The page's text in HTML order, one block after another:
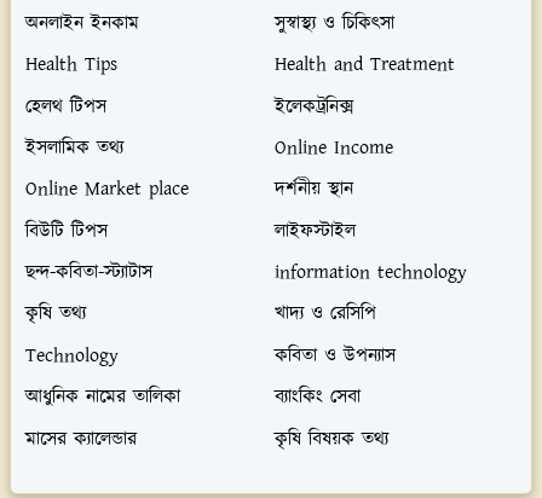
অনলাইন ইনকাম
সুস্বাস্থ্য ও চিকিৎসা
Health Tips
Health and Treatment
হেলথ টিপস
ইলেকট্রনিক্স
ইসলামিক তথ্য
Online Income
Online Market place
দর্শনীয় স্থান
বিউটি টিপস
লাইফস্টাইল
ছন্দ-কবিতা-স্ট্যাটাস
information technology
কৃষি তথ্য
খাদ্য ও রেসিপি
Technology
কবিতা ও উপন্যাস
আধুনিক নামের তালিকা
ব্যাংকিং সেবা
মাসের ক্যালেন্ডার
কৃষি বিষয়ক তথ্য